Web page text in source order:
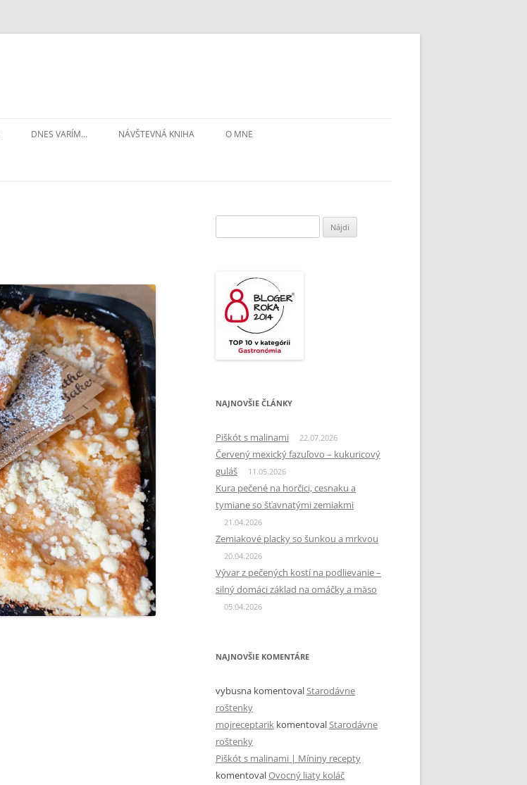
DNES VARÍM… NÁVŠTEVNÁ KNIHA O MNE
NAJNOVŠIE ČLÁNKY
Piškót s malinami 22.07.2026
Červený mexický fazuľovo – kukuricový
guláš
11.05.2026
Kura pečené na horčici, cesnaku a
tymiane so šťavnatými zemiakmi
21.04.2026
Zemiakové placky so šunkou a mrkvou
20.04.2026
Vývar z pečených kostí na podlievanie –
silný domáci základ na omáčky a mäso
05.04.2026
NAJNOVŠIE KOMENTÁRE
vybusna komentovalStarodávne
roštenky
mojreceptarik komentovalStarodávne
roštenky
Piškót s malinami | Míniny recepty
komentovalOvocný liaty koláč